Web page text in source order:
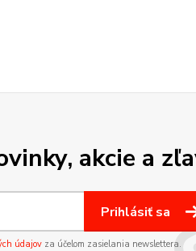
akcie a
Prihlásiť sa
údajovza účelom zasielania newslettera.